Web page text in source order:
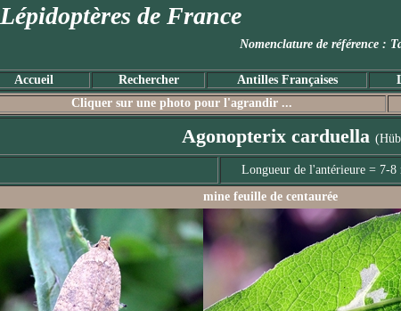
Lépidoptères de France
Nomenclature de
Accueil Rechercher Antilles Françaises
Cliquer sur une photo pour l'agrandir ...
Agonopterix carduella
Longueur de l'antérieure = 7-8
mine feuille de centaurée